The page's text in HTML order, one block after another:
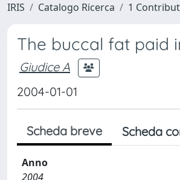
IRIS Catalogo Ricerca 1
The buccal fat paid
Giudice A
2004-01-01
Scheda breve Scheda
Anno
2004